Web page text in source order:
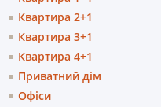
Квартира 2+1
Квартира 3+1
Квартира 4+1
Приватний дім
Офіси